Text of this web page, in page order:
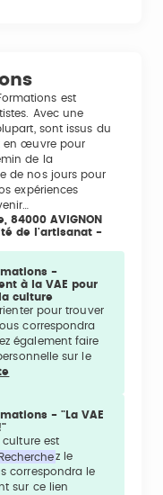
est
Avec une
sont issus du
en œuvre pour
de la
de nos jours pour
expériences
84000 AVIGNON
de l'artisanat -
-
à la VAE pour
culture
pour trouver
correspondra
également faire
sur le
- "La VAE
est
Recherchez le
correspondra le
sur ce lien